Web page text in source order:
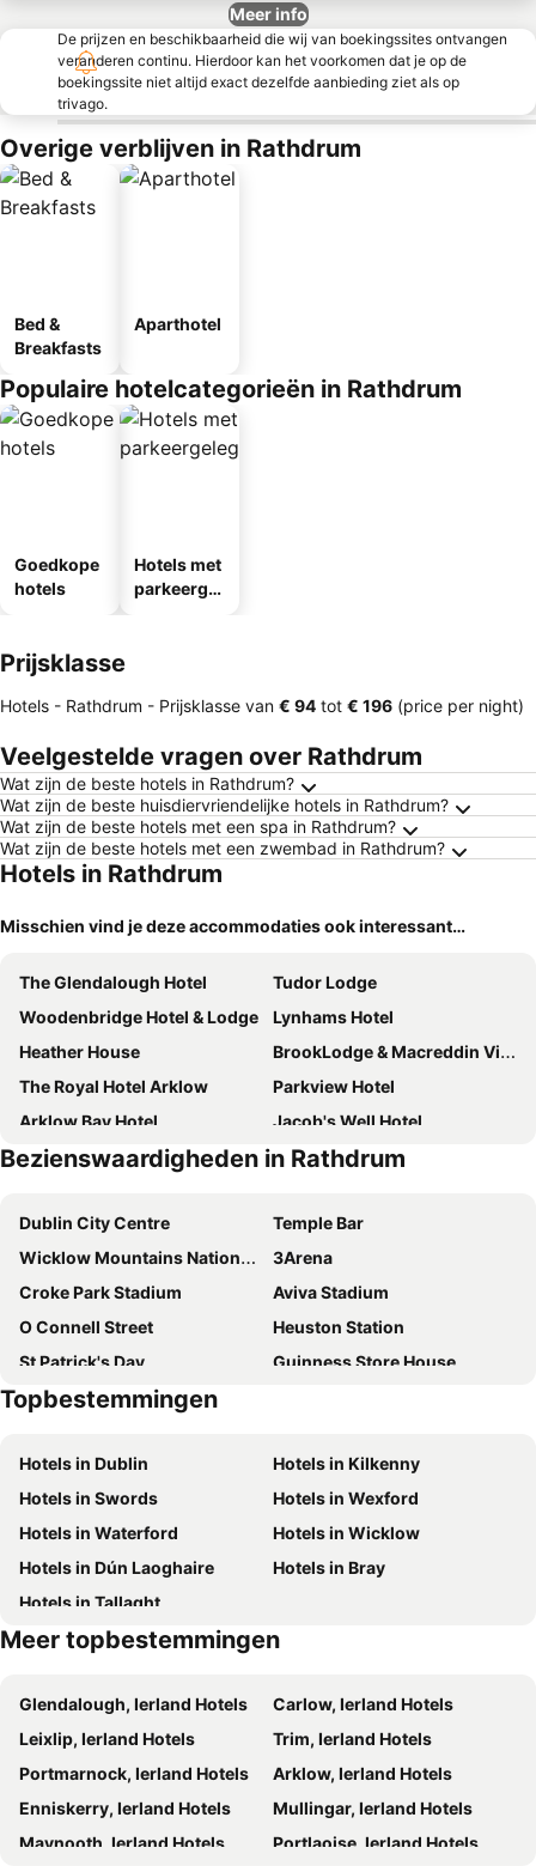
Meer info
De prijzen en beschikbaarheid die wij van boekingssites ontvangen
veranderen continu. Hierdoor kan het voorkomen dat je op de
boekingssite niet altijd exact dezelfde aanbieding ziet als op
trivago.
Overige verblijven in Rathdrum
Bed &
Breakfasts
Aparthotel
Populaire hotelcategorieën in Rathdrum
Goedkope
hotels
Hotels met
parkeergel
Prijsklasse
Hotels - Rathdrum - Prijsklasse van ‎€ 94 tot ‎€ 196 (price per night)
Veelgestelde vragen over Rathdrum
Wat zijn de beste hotels in Rathdrum?
Wat zijn de beste huisdiervriendelijke hotels in Rathdrum?
Wat zijn de beste hotels met een spa in Rathdrum?
Wat zijn de beste hotels met een zwembad in Rathdrum?
Hotels in Rathdrum
Misschien vind je deze accommodaties ook interessant…
The Glendalough Hotel
Tudor Lodge
Woodenbridge Hotel & Lodge
Lynhams Hotel
Heather House
BrookLodge & Macreddin Village
The Royal Hotel Arklow
Parkview Hotel
Arklow Bay Hotel
Jacob's Well Hotel
Lettermore Country Home
Bridge Hotel
Clone House
Chester Beatty Inn
Tinakilly Country House Hotel
Grand Hotel Wicklow
Arklow Bay Conference & Leisure
Bezienswaardigheden in Rathdrum
Dublin City Centre
Temple Bar
Wicklow Mountains National Park
3Arena
Croke Park Stadium
Aviva Stadium
O Connell Street
Heuston Station
St Patrick's Day
Guinness Store House
Dublin Castle
Dublin Zoo
Ballsbridge
Ranelagh
Dublin Connolly Station
St. James's Hospital
Vicar St
St Kevin's Kitchen - Glendalough Monastery
Mount Usher Gardens
Brittas Bay
Guinness Lake
Lough Tay
Stillorgan Shopping Centre
Crumlin
Punchestown Racecourse
Light House Cinema
Custom House
Leopardstown Racecourse
The Old Jameson Distillery
Saggart
Topbestemmingen
Hotels in Dublin
Hotels in Kilkenny
Hotels in Swords
Hotels in Wexford
Hotels in Waterford
Hotels in Wicklow
Hotels in Dún Laoghaire
Hotels in Bray
Hotels in Tallaght
Meer topbestemmingen
Glendalough, Ierland Hotels
Carlow, Ierland Hotels
Leixlip, Ierland Hotels
Trim, Ierland Hotels
Portmarnock, Ierland Hotels
Arklow, Ierland Hotels
Enniskerry, Ierland Hotels
Mullingar, Ierland Hotels
Maynooth, Ierland Hotels
Portlaoise, Ierland Hotels